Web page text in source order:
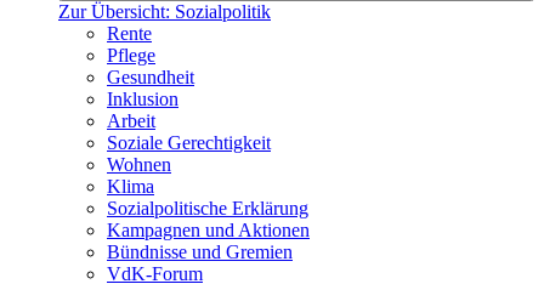
Zur Übersicht: Sozialpolitik
Rente
Pflege
Gesundheit
Inklusion
Arbeit
Soziale Gerechtigkeit
Wohnen
Klima
Sozialpolitische Erklärung
Kampagnen und Aktionen
Bündnisse und Gremien
VdK-Forum